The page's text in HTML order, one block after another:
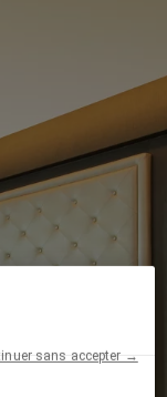
sans accepter →